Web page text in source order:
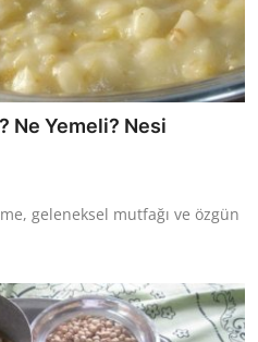
Ne Yemeli? Nesi
geleneksel mutfağı ve özgün